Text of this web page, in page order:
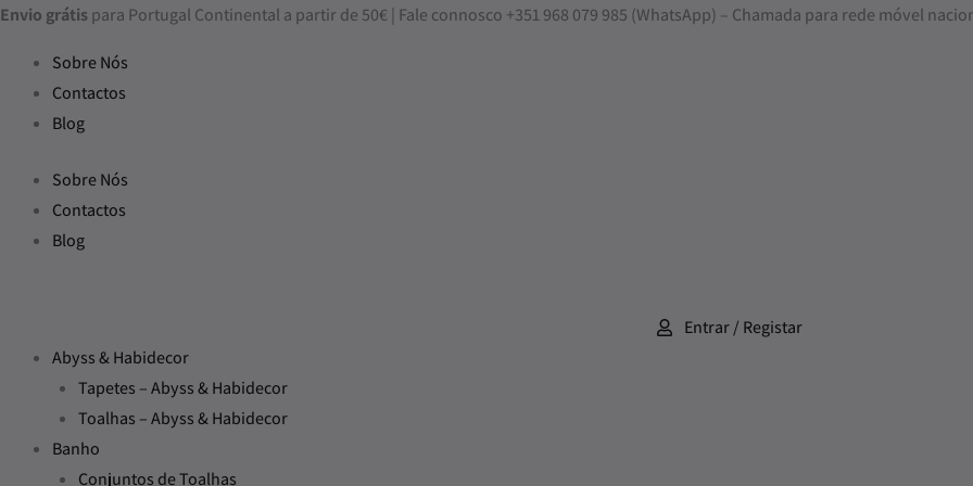
Skip
content
Envio grátispara Portugal Continental a partir de 50€ | Fale connosco +351 968 079 985 (WhatsApp) – Chamada para rede móvel
Sobre Nós
Contactos
Blog
Sobre Nós
Contactos
Blog
Entrar / Registar
Abyss & Habidecor
Tapetes – Abyss & Habidecor
Toalhas – Abyss & Habidecor
Banho
Conjuntos de Toalhas